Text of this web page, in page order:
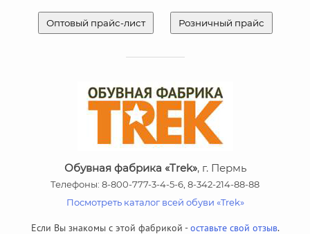
Оптовый прайс-лист Розничный прайс
Обувная фабрика «Trek», г. Пермь
Телефоны: 8-800-777-3-4-5-6, 8-342-214-88-88
Посмотреть каталог всей обуви «Trek»
Если Вы знакомы с этой фабрикой -оставьте свой отзыв.